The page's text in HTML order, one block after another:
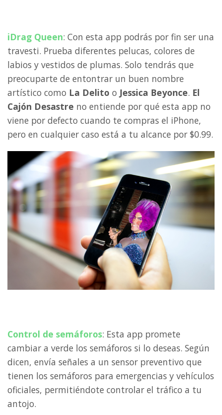
iDrag Queen: Con esta app podrás por fin ser una
travesti. Prueba diferentes pelucas, colores de
labios y vestidos de plumas. Solo tendrás que
preocuparte de entontrar un buen nombre
artístico como La Delito o Jessica Beyonce. El
Cajón Desastre no entiende por qué esta app no
viene por defecto cuando te compras el iPhone,
pero en cualquier caso está a tu alcance por $0.99.
Control de semáforos: Esta app promete
cambiar a verde los semáforos si lo deseas. Según
dicen, envía señales a un sensor preventivo que
tienen los semáforos para emergencias y vehículos
oficiales, permitiéndote controlar el tráfico a tu
antojo.